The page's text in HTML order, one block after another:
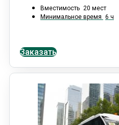
Вместимость 20 мест
Минимальное время 6 ч
Заказать